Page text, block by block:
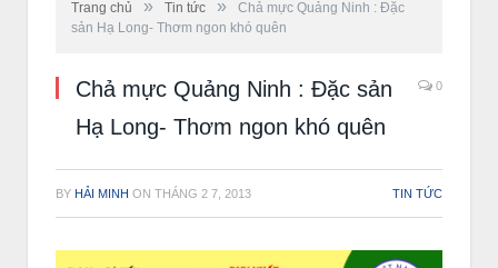
Trang chủ » Tin tức »
Chả mực Quảng Ninh : Đặc
sản Hạ Long- Thơm ngon khó quên
Chả mực Quảng Ninh : Đặc sản
Hạ Long- Thơm ngon khó quên
0
BY HẢI MINH ON THÁNG 2 7, 2013 TIN TỨC